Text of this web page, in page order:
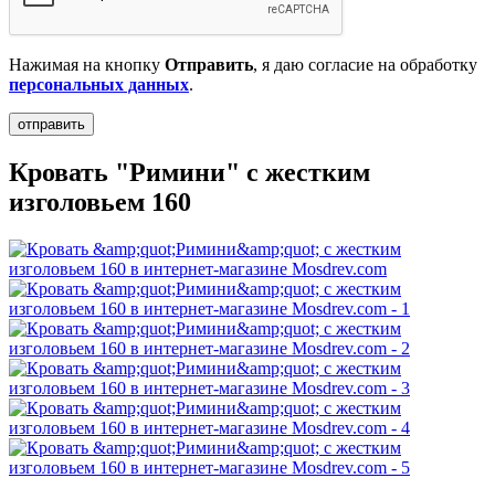
Нажимая на кнопку Отправить, я даю согласие на обработку
персональных данных.
Кровать "Римини" с жестким
изголовьем 160